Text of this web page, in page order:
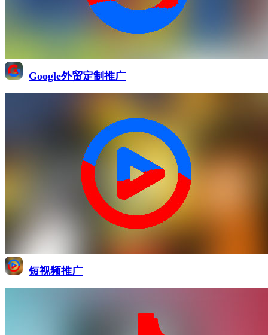
Google外贸定制推广
短视频推广